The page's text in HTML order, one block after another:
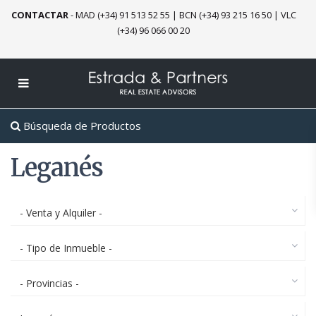
CONTACTAR-MAD (+34) 91 513 52 55 | BCN (+34) 93 215 16 50| VLC
(+34) 96 066 00 20
Búsqueda de Productos
Leganés
- Venta y Alquiler -
- Tipo de Inmueble -
- Provincias -